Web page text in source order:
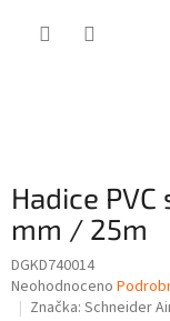
Hadice
mm / 25m
DGKD740014
Průměrné
hodnocení
Neohodnoceno
Značka: Schneider